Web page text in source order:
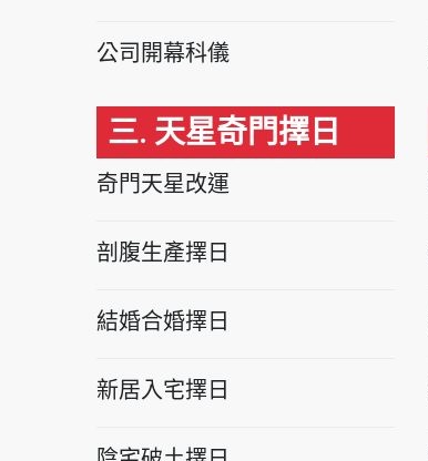
公司開幕科儀
三. 天星奇門擇日
奇門天星改運
剖腹生產擇日
結婚合婚擇日
新居入宅擇日